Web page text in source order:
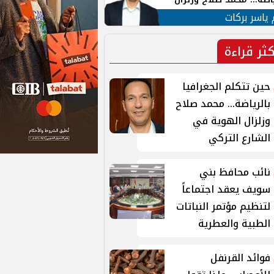
في الشارع التركي
ياسر بركات
قراءة
حين تتكلم الجغرافيا
بالرياضة... محمد صلاح
وزلزال الهوية في
الشارع التركي
نائب محافظ بني
سويف يعقد اجتماعاً
لتنظيم مؤتمر النباتات
الطبية والعطرية
فوائد القرنفل